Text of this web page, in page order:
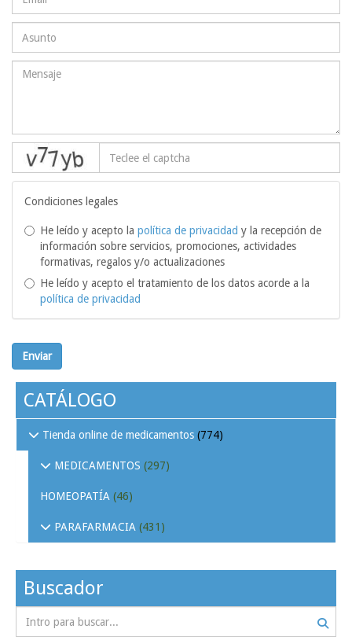
Condiciones legales
He leído y acepto la política de privacidad y la recepción de
información sobre servicios, promociones, actividades
formativas, regalos y/o actualizaciones
He leído y acepto el tratamiento de los datos acorde a la
política de privacidad
Enviar
CATÁLOGO
Tienda online de medicamentos (774)
MEDICAMENTOS (297)
HOMEOPATÍA (46)
PARAFARMACIA (431)
Buscador